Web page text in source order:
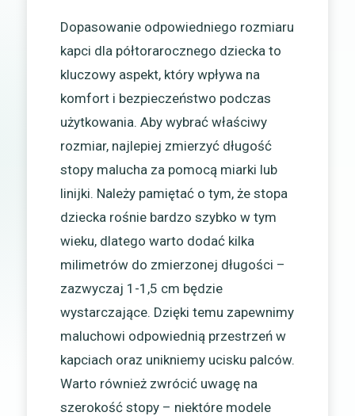
Dopasowanie odpowiedniego rozmiaru
kapci dla półtorarocznego dziecka to
kluczowy aspekt, który wpływa na
komfort i bezpieczeństwo podczas
użytkowania. Aby wybrać właściwy
rozmiar, najlepiej zmierzyć długość
stopy malucha za pomocą miarki lub
linijki. Należy pamiętać o tym, że stopa
dziecka rośnie bardzo szybko w tym
wieku, dlatego warto dodać kilka
milimetrów do zmierzonej długości –
zazwyczaj 1-1,5 cm będzie
wystarczające. Dzięki temu zapewnimy
maluchowi odpowiednią przestrzeń w
kapciach oraz unikniemy ucisku palców.
Warto również zwrócić uwagę na
szerokość stopy – niektóre modele